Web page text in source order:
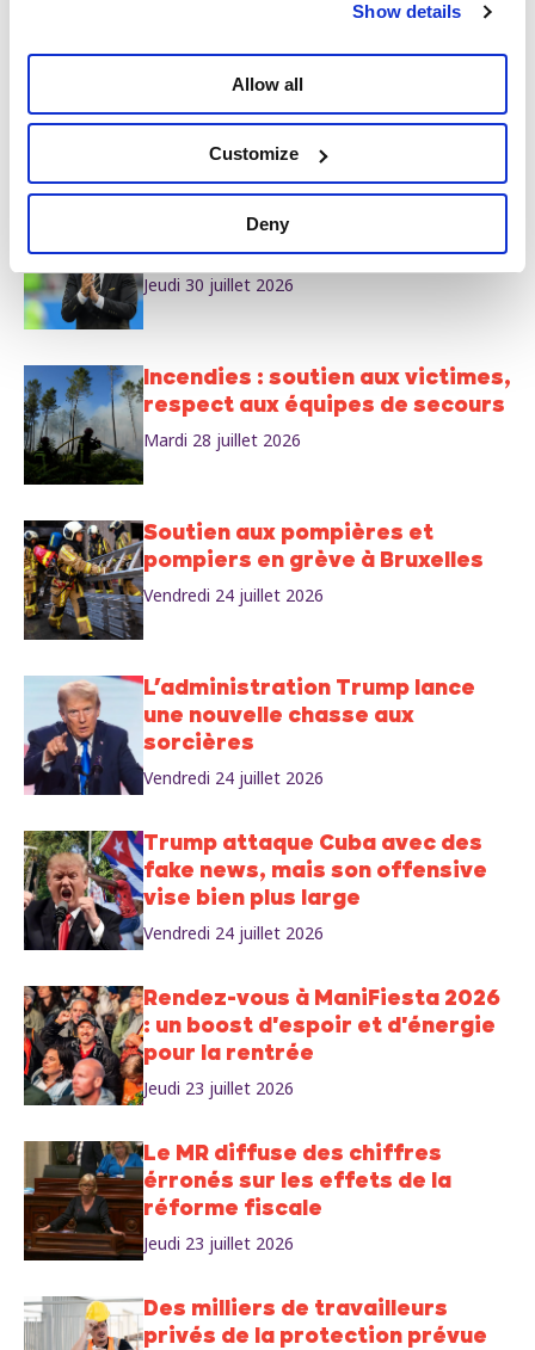
Show details
Allow all
Customize
Deny
nouveau le prix du gaz et du
mazout à partir du 1er août
Vendredi 31 juillet 2026
La Coupe du monde est à nous,
pas à Infantino ni à Trump !
Jeudi 30 juillet 2026
Incendies : soutien aux victimes,
respect aux équipes de secours
Mardi 28 juillet 2026
Soutien aux pompières et
pompiers en grève à Bruxelles
Vendredi 24 juillet 2026
L’administration Trump lance
une nouvelle chasse aux
sorcières
Vendredi 24 juillet 2026
Trump attaque Cuba avec des
fake news, mais son offensive
vise bien plus large
Vendredi 24 juillet 2026
Rendez-vous à ManiFiesta 2026
: un boost d'espoir et d'énergie
pour la rentrée
Jeudi 23 juillet 2026
Le MR diffuse des chiffres
érronés sur les effets de la
réforme fiscale
Jeudi 23 juillet 2026
Des milliers de travailleurs
privés de la protection prévue